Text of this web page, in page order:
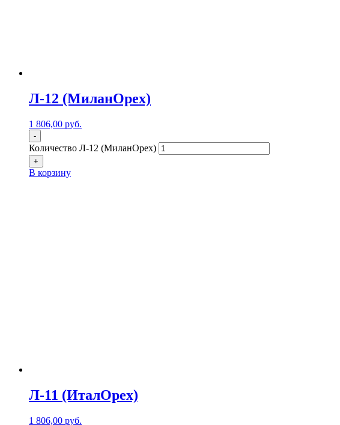
Л-12 (МиланОрех)
1 806,00 руб.
-
Количество Л-12 (МиланОрех)
+
В корзину
Л-11 (ИталОрех)
1 806,00 руб.